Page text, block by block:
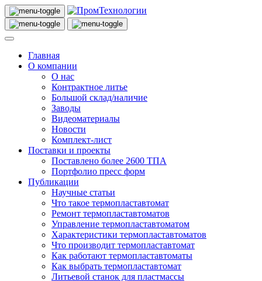
Главная
О компании
О нас
Контрактное литье
Большой склад/наличие
Заводы
Видеоматериалы
Новости
Комплект-лист
Поставки и проекты
Поставлено более 2600 ТПА
Портфолио пресс форм
Публикации
Научные статьи
Что такое термопластавтомат
Ремонт термопластавтоматов
Управление термопластавтоматом
Характеристики термопластавтоматов
Что производит термопластавтомат
Как работают термопластавтоматы
Как выбрать термопластавтомат
Литьевой станок для пластмассы